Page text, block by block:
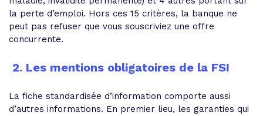
la perte d’emploi. Hors ces 15 critères, la banque ne
peut pas refuser que vous souscriviez une offre
concurrente.
2. Les mentions obligatoires de la FSI
La fiche standardisée d’information comporte aussi
d’autres informations. En premier lieu, les garanties qui